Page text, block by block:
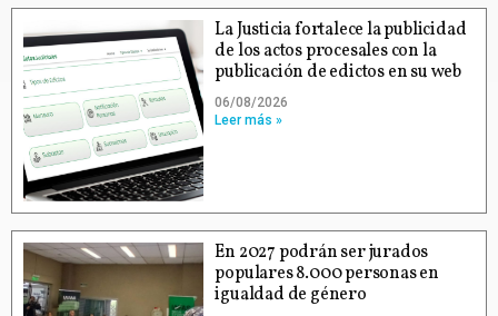
La Justicia fortalece la publicidad
de los actos procesales con la
publicación de edictos en su web
06/08/2026
Leer más »
En 2027 podrán ser jurados
populares 8.000 personas en
igualdad de género